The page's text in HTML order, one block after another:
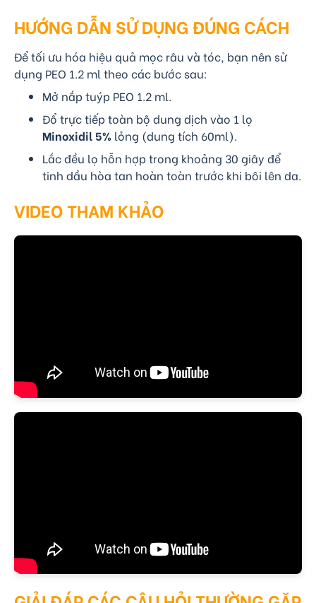
HƯỚNG DẪN SỬ DỤNG ĐÚNG CÁCH
Để tối ưu hóa hiệu quả mọc râu và tóc, bạn nên sử
dụng PEO 1.2 ml theo các bước sau:
Mở nắp tuýp PEO 1.2 ml.
Đổ trực tiếp toàn bộ dung dịch vào 1 lọ
Minoxidil 5% lỏng (dung tích 60ml).
Lắc đều lọ hỗn hợp trong khoảng 30 giây để
tinh dầu hòa tan hoàn toàn trước khi bôi lên da.
VIDEO THAM KHẢO